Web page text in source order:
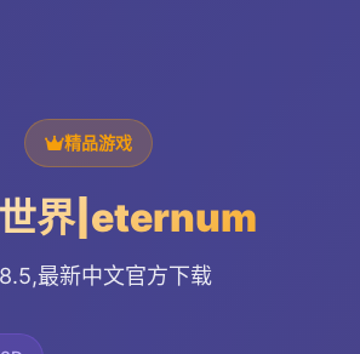
精品游戏
界|eternum
最新中文官方下载